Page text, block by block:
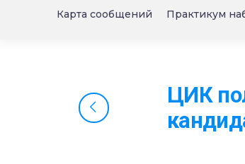
Карта сообщений Практикум
ЦИК